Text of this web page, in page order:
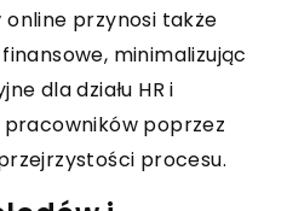
przynosi także
minimalizując
dla działu HR i
poprzez
procesu.